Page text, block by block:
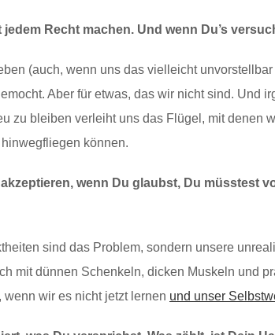
Recht machen. Und wenn Du’s
(auch, wenn uns das vielleicht
Aber für etwas, das wir nicht sind. Und
zu bleiben verleiht uns das Flügel, mit denen
können.
wenn Du glaubst, Du müsstest
sind das Problem, sondern unsere
mit dünnen Schenkeln, dicken Muskeln und
wenn wir es nicht jetzt lernen und unser